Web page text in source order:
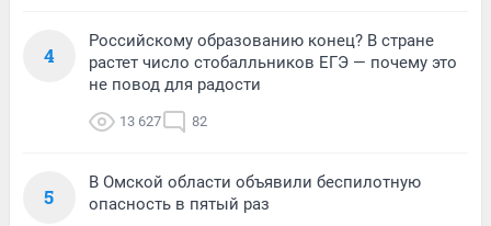
4
Российскому образованию конец? В стране
растет число стобалльников ЕГЭ — почему это
не повод для радости
13 627 82
5
В Омской области объявили беспилотную
опасность в пятый раз